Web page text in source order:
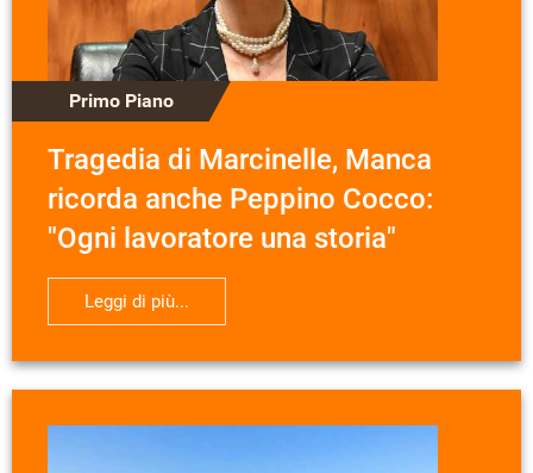
Primo Piano
Tragedia di Marcinelle, Manca
ricorda anche Peppino Cocco:
"Ogni lavoratore una storia"
Leggi di più...